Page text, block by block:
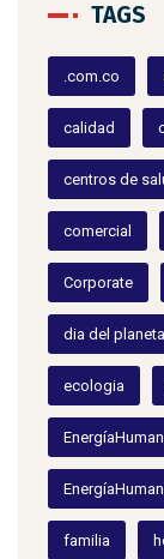
TAGS
.com.co
calidad
centros de
comercial
Corporate
dia del planeta
ecologia
familia